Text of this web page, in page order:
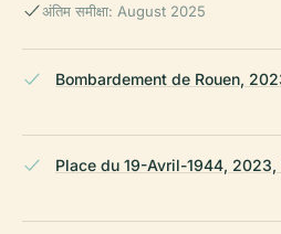
अंतिम समीक्षा: August 2025
Bombardement de Rouen,
Place du 19-Avril-1944,